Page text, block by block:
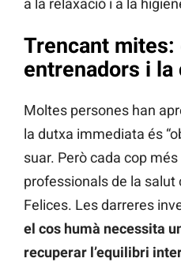
a la relaxació i a la
Trencant mites:
entrenadors i la
Moltes persones han
la dutxa immediata és
suar. Però cada cop
professionals de la
Felices. Les darreres
el cos humà necessita
recuperar l’equilibri